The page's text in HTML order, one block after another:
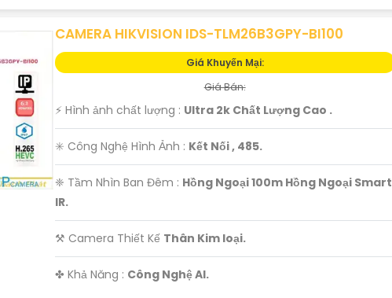
CAMERA HIKVISION IDS-TLM26B3GPY-BI100
Giá Khuyến Mại:
Giá Bán:
️⚡ Hình ảnh chất lượng : Ultra 2k Chất Lượng Cao .
✳️ Công Nghệ Hình Ảnh : Kết Nối , 485.
❈ Tầm Nhìn Ban Đêm : Hồng Ngoại 100m Hồng Ngoại Smart
IR.
⚒ Camera Thiết Kế Thân Kim loại.
️✤ Khả Năng : Công Nghệ AI.